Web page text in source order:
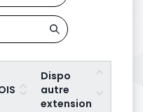
Dispo
autre
extension